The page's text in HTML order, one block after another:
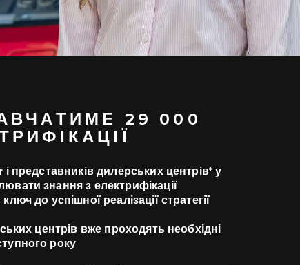
29 000
і представників дилерських центрів* у
знання з електрифікації
до успішної реалізації стратегії
центрів вже проходять необхідні
року